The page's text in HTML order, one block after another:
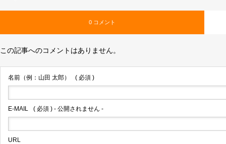
0 コメント
この記事へのコメントはありません。
名前（例：山田 太郎） ( 必須 )
E-MAIL ( 必須 ) - 公開されません -
URL